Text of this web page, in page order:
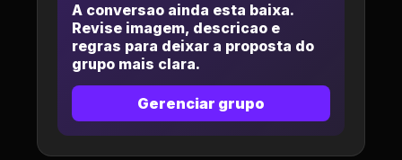
A conversao ainda esta baixa.
Revise imagem, descricao e
regras para deixar a proposta do
grupo mais clara.
Gerenciar grupo